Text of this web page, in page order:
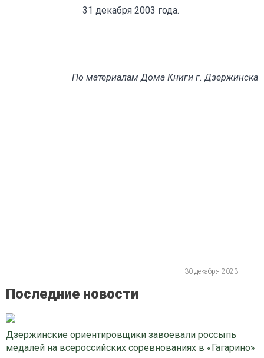
31 декабря 2003 года.
По материалам Дома Книги г. Дзержинска
30 декабря 2023
Последние новости
Дзержинские ориентировщики завоевали россыпь
медалей на всероссийских соревнованиях в «Гагарино»